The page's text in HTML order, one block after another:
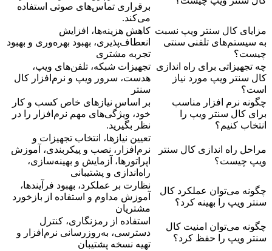
برقراری تماس‌های صوتی استفاده
می‌کند.
مزایای کال سنتر ویپ نسبت
به سیستم‌های تلفنی سنتی
چیست؟
کاهش هزینه‌ها، افزایش
انعطاف‌پذیری، بهبود بهره‌وری و بهبود
تجربه مشتری
چه تجهیزاتی برای راه اندازی
کال سنتر ویپ مورد نیاز
است؟
تجهیزات شبکه، تلفن‌های ویپ،
هدست، سرور ویپ و نرم‌افزار کال
سنتر
چگونه نرم افزار مناسب
برای کال سنتر ویپ را
انتخاب کنیم؟
بر اساس نیازهای خاص کسب و کار
خود، ویژگی‌های مهم نرم‌افزار را در
نظر بگیرید.
مراحل راه اندازی کال سنتر
ویپ چیست؟
تعیین نیازها، انتخاب تجهیزات و
نرم‌افزار، نصب و پیکربندی، آموزش
اپراتورها، آزمایش و بهینه‌سازی،
راه‌اندازی و پشتیبانی
چگونه می‌توان عملکرد کال
سنتر ویپ را بهینه کرد؟
نظارت بر عملکرد، بهبود فرآیندها،
آموزش مداوم و استفاده از بازخورد
مشتریان
چگونه می‌توان امنیت کال
سنتر ویپ را حفظ کرد؟
استفاده از رمزنگاری، کنترل
دسترسی، به‌روزرسانی نرم‌افزار و
تهیه نسخه پشتیبان